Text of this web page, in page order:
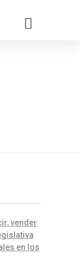
vender
en los